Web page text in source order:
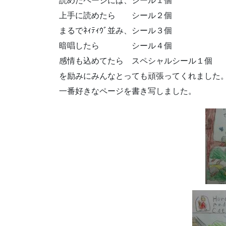
上手に読めたら シール２個
まるでﾈｨﾃｨｳﾞ並み、シール３個
暗唱したら シール４個
感情も込めてたら スペシャルシール１個
を励みにみんなとっても頑張ってくれました
一番好きなページを書き写しました。